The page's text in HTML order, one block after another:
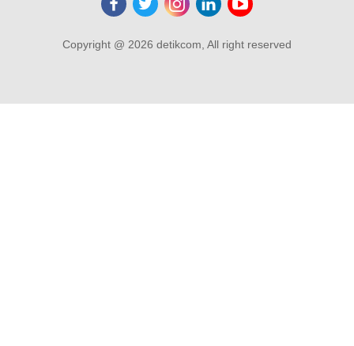
Copyright @ 2026 detikcom, All right reserved